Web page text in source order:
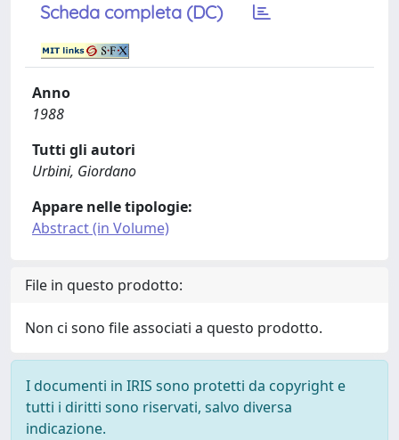
Scheda completa (DC)
Anno
1988
Tutti gli autori
Urbini, Giordano
Appare nelle tipologie:
Abstract (in Volume)
File in questo prodotto:
Non ci sono file associati a questo prodotto.
I documenti in IRIS sono protetti da copyright e
tutti i diritti sono riservati, salvo diversa
indicazione.